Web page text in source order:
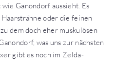
Ganondorf aussieht. Es
oder die feinen
dem doch eher muskulösen
was uns zur nächsten
gibt es noch im Zelda-